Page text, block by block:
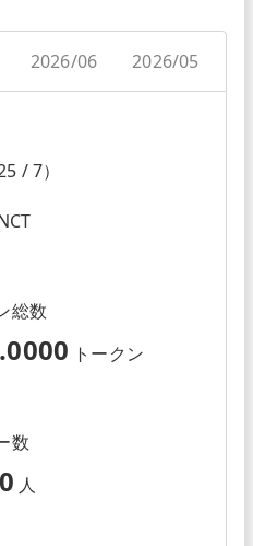
2026/06 2026/05
/ 7）
総数
トークン
数
人